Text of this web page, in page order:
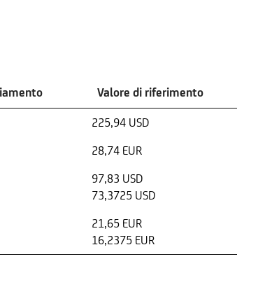
Valore di riferimento
225,94 USD
28,74 EUR
97,83 USD
73,3725 USD
21,65 EUR
16,2375 EUR